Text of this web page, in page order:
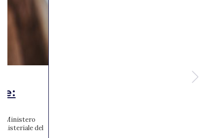
Ministero
del